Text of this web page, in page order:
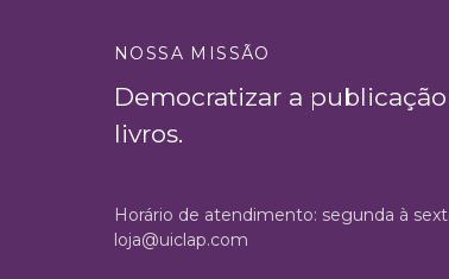
NOSSA MISSÃO
Democratizar a
livros.
Horário de atendimento: segunda à
loja@uiclap.com